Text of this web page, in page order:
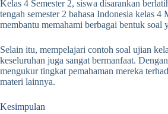
Kelas 4 Semester 2, siswa disarankan
tengah semester 2 bahasa Indonesia kelas 4
membantu memahami berbagai bentuk soal
Selain itu, mempelajari contoh soal ujian
keseluruhan juga sangat bermanfaat.
mengukur tingkat pemahaman mereka
materi lainnya.
Kesimpulan